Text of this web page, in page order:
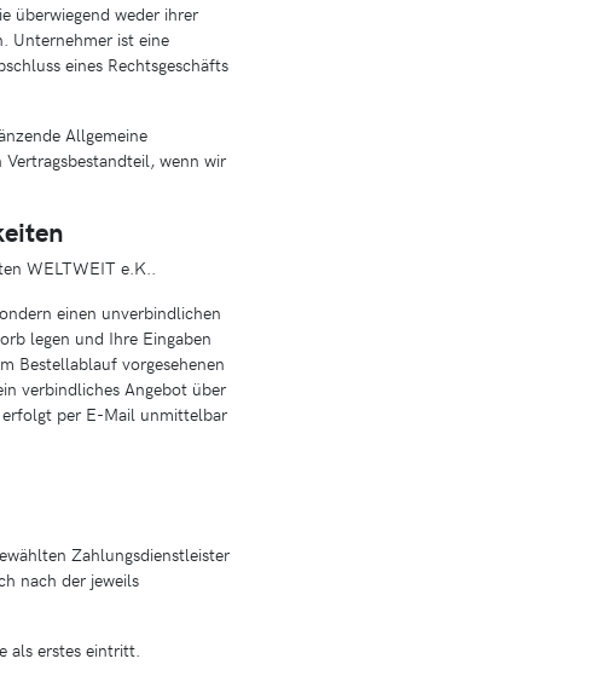
überwiegend weder ihrer
Unternehmer ist eine
eines Rechtsgeschäfts
Allgemeine
wenn wir
WELTWEIT e.K..
einen unverbindlichen
legen und Ihre Eingaben
Bestellablauf vorgesehenen
verbindliches Angebot über
erfolgt per E-Mail unmittelbar
Zahlungsdienstleister
nach der jeweils
als erstes eintritt.